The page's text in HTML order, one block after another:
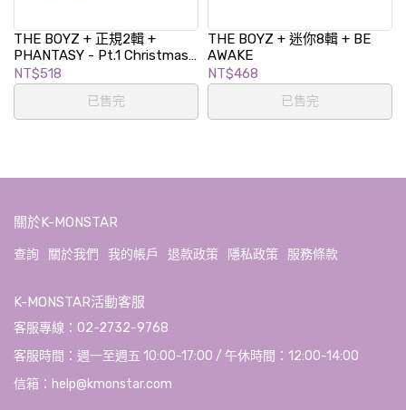
THE BOYZ + 正規2輯 +
PHANTASY - Pt.1 Christmas
In August
NT$518
已售完
THE BOYZ + 迷你8輯 + BE
AWAKE
NT$468
已售完
關於K-MONSTAR
查詢 關於我們 我的帳戶 退款政策 隱私政策 服務條款
K-MONSTAR活動客服
客服專線：02-2732-9768
客服時間：週一至週五 10:00-17:00 / 午休時間：12:00-14:00
信箱：help@kmonstar.com